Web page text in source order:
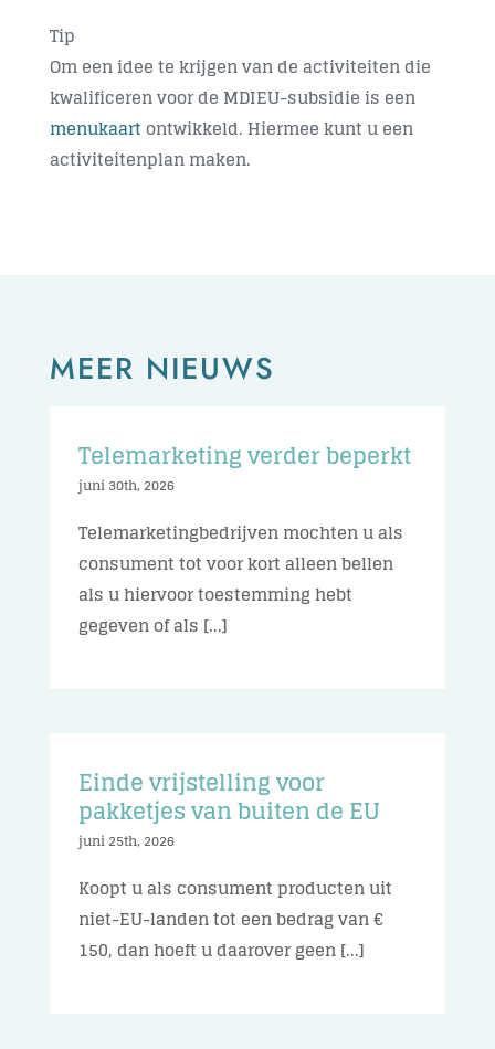
Tip
Om een idee te krijgen van de activiteiten die
kwalificeren voor de MDIEU-subsidie is een
menukaartontwikkeld. Hiermee kunt u een
activiteitenplan maken.
MEER NIEUWS
Telemarketing verder beperkt
juni 30th, 2026
Telemarketingbedrijven mochten u als
consument tot voor kort alleen bellen
als u hiervoor toestemming hebt
gegeven of als [...]
Einde vrijstelling voor
pakketjes van buiten de EU
juni 25th, 2026
Koopt u als consument producten uit
niet-EU-landen tot een bedrag van €
150, dan hoeft u daarover geen [...]